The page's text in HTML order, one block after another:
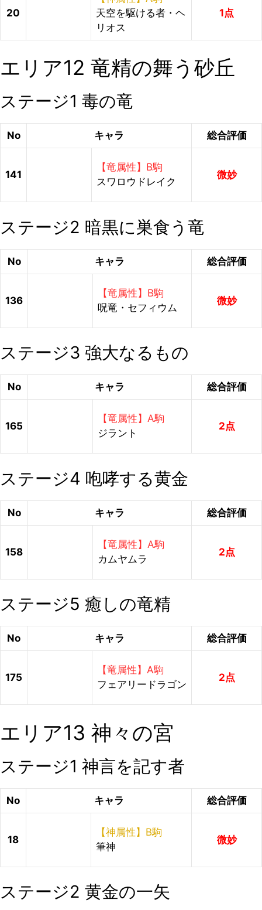
20
天空を駆ける者・ヘ
リオス
1点
エリア12 竜精の舞う砂丘
ステージ1 毒の竜
No キャラ 総合評価
141
【竜属性】B駒
スワロウドレイク
微妙
ステージ2 暗黒に巣食う竜
No キャラ 総合評価
136
【竜属性】B駒
呪竜・セフィウム
微妙
ステージ3 強大なるもの
No キャラ 総合評価
165
【竜属性】A駒
ジラント
2点
ステージ4 咆哮する黄金
No キャラ 総合評価
158
【竜属性】A駒
カムヤムラ
2点
ステージ5 癒しの竜精
No キャラ 総合評価
175
【竜属性】A駒
フェアリードラゴン
2点
エリア13 神々の宮
ステージ1 神言を記す者
No キャラ 総合評価
18
【神属性】B駒
筆神
微妙
ステージ2 黄金の一矢